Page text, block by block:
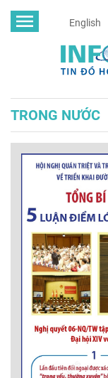
English
TRONG NƯỚC